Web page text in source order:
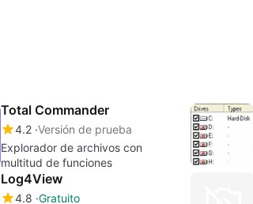
Total Commander
4.2 Versión de prueba
Explorador de archivos con
multitud de funciones
Log4View
4.8 Gratuito